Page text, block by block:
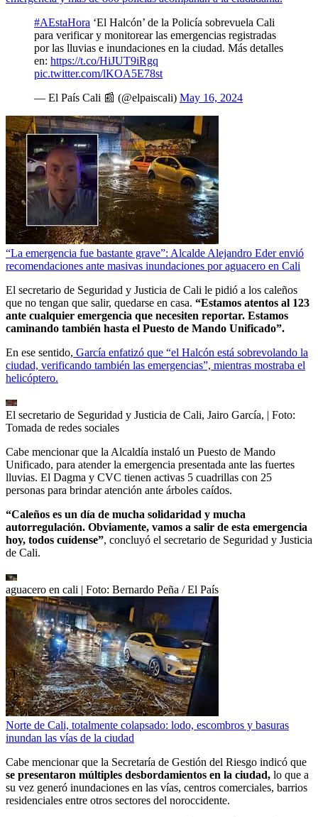
#AEstaHora ‘El Halcón’ de la Policía sobrevuela Cali
para verificar y monitorear las emergencias registradas
por las lluvias e inundaciones en la ciudad. Más detalles
en: https://t.co/HiJUT9iRgq
pic.twitter.com/lKOA5E78st
— El País Cali 📰 (@elpaiscali) May 16, 2024
“La emergencia fue bastante grave”: Alcalde Alejandro Eder envió
recomendaciones ante masivas inundaciones por aguacero en Cali
El secretario de Seguridad y Justicia de Cali le pidió a los caleños
que no tengan que salir, quedarse en casa. “Estamos atentos al 123
ante cualquier emergencia que necesiten reportar. Estamos
caminando también hasta el Puesto de Mando Unificado”.
En ese sentido, García enfatizó que “el Halcón está sobrevolando la
ciudad, verificando también las emergencias”, mientras mostraba el
helicóptero.
El secretario de Seguridad y Justicia de Cali, Jairo García, | Foto:
Tomada de redes sociales
Cabe mencionar que la Alcaldía instaló un Puesto de Mando
Unificado, para atender la emergencia presentada ante las fuertes
lluvias. El Dagma y CVC tienen activas 5 cuadrillas con 25
personas para brindar atención ante árboles caídos.
“Caleños es un día de mucha solidaridad y mucha
autorregulación. Obviamente, vamos a salir de esta emergencia
hoy, todos cuídense”, concluyó el secretario de Seguridad y Justicia
de Cali.
aguacero en cali | Foto: Bernardo Peña / El País
Norte de Cali, totalmente colapsado: lodo, escombros y basuras
inundan las vías de la ciudad
Cabe mencionar que la Secretaría de Gestión del Riesgo indicó que
se presentaron múltiples desbordamientos en la ciudad, lo que a
su vez generó inundaciones en las vías, centros comerciales, barrios
residenciales entre otros sectores del noroccidente.